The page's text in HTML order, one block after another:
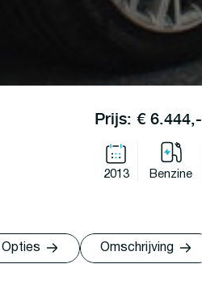
Prijs: € 6.444,-
2013 Benzine
Opties Omschrijving